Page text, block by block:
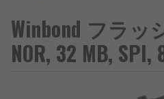
Winbond フラッ
NOR, 32 MB, SPI,